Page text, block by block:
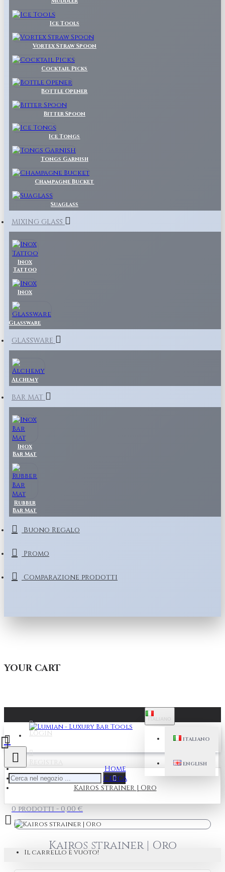
Ice Tools
Vortex Straw Spoon
Cocktail Picks
Bottle Opener
Bitter Spoon
Ice Tongs
Tongs Garnish
Champagne Bucket
Suaglass
MIXING GLASS
Inox
Tattoo
Inox
Glassware
GLASSWARE
Alchemy
BAR MAT
Inox
Bar Mat
Rubber
Bar Mat
Buono Regalo
Promo
Comparazione prodotti
YOUR CART
Login
Registra
ITALIANO
ENGLISH
0 prodotti - 0,00 €
Il carrello è vuoto!
Home
Cerca
Kairos strainer | Oro
Kairos strainer | Oro